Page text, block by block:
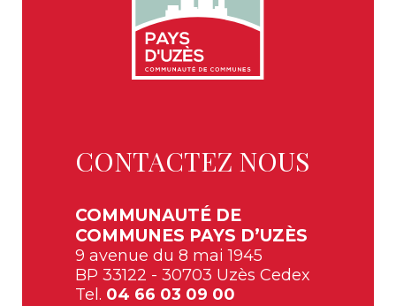
CONTACTEZ NOUS
COMMUNAUTÉ DE
COMMUNES PAYS D’UZÈS
9 avenue du 8 mai 1945
BP 33122 - 30703 Uzès Cedex
Tel. 04 66 03 09 00